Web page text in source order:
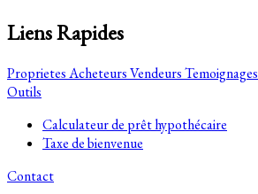
Liens Rapides
ProprietesAcheteursVendeursTemoignages
Outils
Calculateur de prêt hypothécaire
Taxe de bienvenue
Contact